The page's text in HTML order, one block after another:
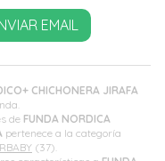
CHICHONERA JIRAFA
de FUNDA NORDICA
pertenece a la categoría
(37).
EMAIL